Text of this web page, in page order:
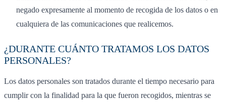
negado expresamente al momento de recogida de los datos o en
cualquiera de las comunicaciones que realicemos.
¿DURANTE CUÁNTO TRATAMOS LOS DATOS
PERSONALES?
Los datos personales son tratados durante el tiempo necesario para
cumplir con la finalidad para la que fueron recogidos, mientras se